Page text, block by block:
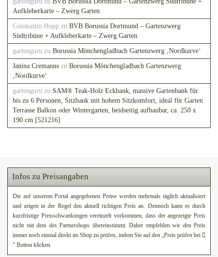
Aufkleberkarte – Zwerg Garten
Constantin Hopp zu BVB Borussia Dortmund – Gartenzwerg
Südtribüne + Aufkleberkarte – Zwerg Garten
gartenguru zu Borussia Mönchengladbach Gartenzwerg ‚Nordkurve‘
Janina Cremanns zu Borussia Mönchengladbach Gartenzwerg
‚Nordkurve‘
gartenguru zu SAM® Teak-Holz Eckbank, massive Gartenbank für
bis zu 6 Personen, Sitzbank mit hohem Sitzkomfort, ideal für Garten
Terrasse Balkon oder Wintergarten, beidseitig aufbaubar, ca. 250 x
190 cm [521216]
Infos zu Preisangaben
Die auf unserem Portal angegebenen Preise werden mehrmals täglich aktualisiert
und zeigen in der Regel den aktuell richtigen Preis an. Dennoch kann es durch
kurzfristige Preisschwankungen vereinzelt vorkommen, dass der angezeigte Preis
nicht mit dem des Partnershops übereinstimmt. Daher empfehlen wir den Preis
immer noch einmal direkt im Shop zu prüfen, indem Sie auf den „Preis prüfen bei
" Button klicken.